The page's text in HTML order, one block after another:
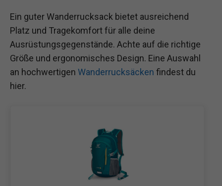
Ein guter Wanderrucksack bietet ausreichend
Platz und Tragekomfort für alle deine
Ausrüstungsgegenstände. Achte auf die richtige
Größe und ergonomisches Design. Eine Auswahl
an hochwertigen Wanderrucksäcken findest du
hier.